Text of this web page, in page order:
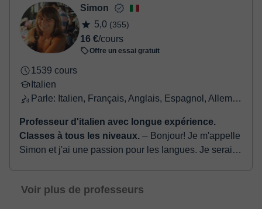
Simon
5,0 (355)
16 €/cours
Offre un essai gratuit
1539 cours
Italien
Parle: Italien, Français, Anglais, Espagnol, Allemand
Professeur d'italien avec longue expérience.
Classes à tous les niveaux. ⏤ Bonjour! Je m'appelle
Simon et j'ai une passion pour les langues. Je serais
Voir plus de professeurs